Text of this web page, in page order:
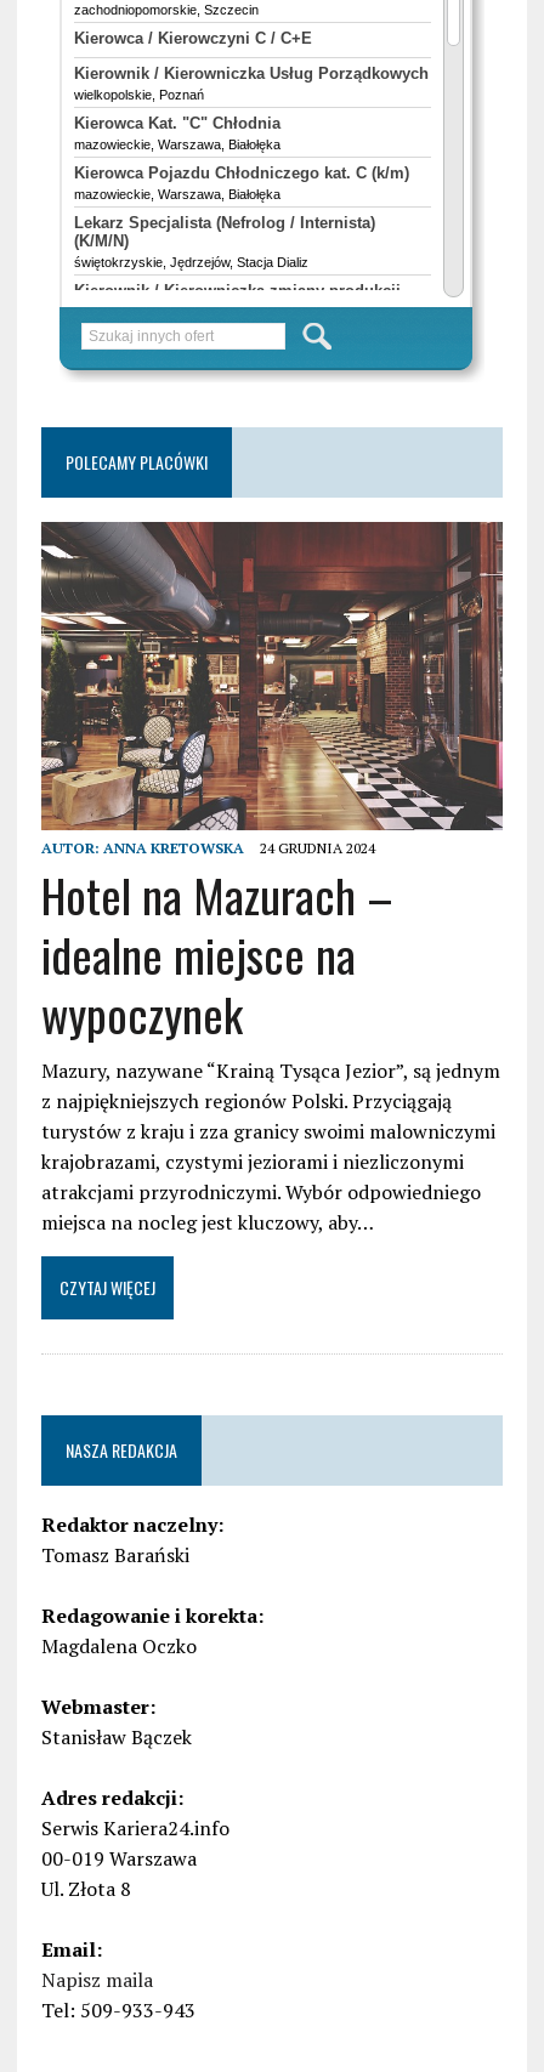
POLECAMY PLACÓWKI
AUTOR: ANNA KRETOWSKA 24 GRUDNIA 2024
Hotel na Mazurach –
idealne miejsce na
wypoczynek
Mazury, nazywane “Krainą Tysąca Jezior”, są jednym
z najpiękniejszych regionów Polski. Przyciągają
turystów z kraju i zza granicy swoimi malowniczymi
krajobrazami, czystymi jeziorami i niezliczonymi
atrakcjami przyrodniczymi. Wybór odpowiedniego
miejsca na nocleg jest kluczowy, aby…
CZYTAJ WIĘCEJ
NASZA REDAKCJA
Redaktor naczelny:
Tomasz Barański
Redagowanie i korekta:
Magdalena Oczko
Webmaster:
Stanisław Bączek
Adres redakcji:
Serwis Kariera24.info
00-019 Warszawa
Ul. Złota 8
Email:
Napisz maila
Tel: 509-933-943